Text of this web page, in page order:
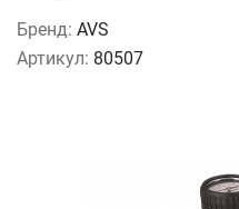
Бренд: AVS
Артикул: 80507